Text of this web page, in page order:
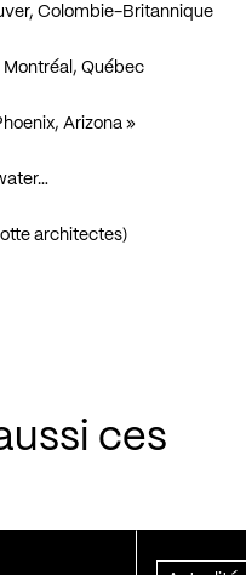
Colombie-Britannique
Montréal, Québec
Arizona »
architectes)
ces